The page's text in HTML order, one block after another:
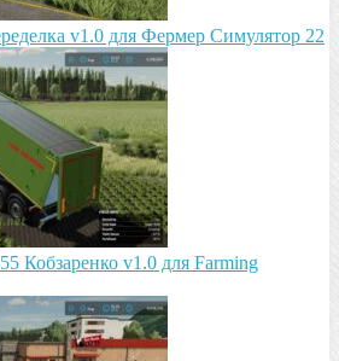
v1.0 для Фермер Симулятор 22
Кобзарeнко v1.0 для Farming